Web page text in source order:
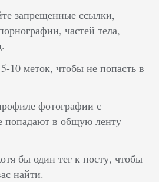
запрещенные ссылки,
частей тела,
10 меток, чтобы не попасть в
фотографии с
попадают в общую ленту
бы один тег к посту, чтобы
найти.